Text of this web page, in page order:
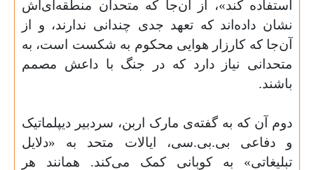
استفاده کند»، از آن‌جا که متحدان منطقه‌ای‌اش
نشان داده‌اند که تعهد جدی چندانی ندارند، و از
آن‌جا که کارزار هوایی محکوم به شکست است، به
متحدانی نیاز دارد که در جنگ با داعش مصمم
باشند.
دوم آن که به گفته‌ی مارک اربن، سردبیر دیپلماتیک
و دفاعی بی.بی.سی، ایالات متحد به «دلایل
تبلیغاتی» به کوبانی کمک می‌کند. همانند هر